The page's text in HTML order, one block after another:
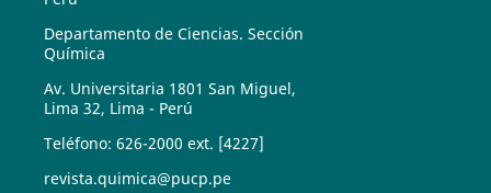
Departamento de Ciencias. Sección
Química
Av. Universitaria 1801 San Miguel,
Lima 32, Lima - Perú
Teléfono: 626-2000 ext. [4227]
revista.quimica@pucp.pe